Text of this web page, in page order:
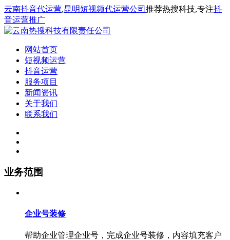
云南抖音代运营,昆明短视频代运营公司 推荐热搜科技,专注抖
音运营推广
网站首页
短视频运营
抖音运营
服务项目
新闻资讯
关于我们
联系我们
业务范围
企业号装修
帮助企业管理企业号，完成企业号装修，内容填充客户